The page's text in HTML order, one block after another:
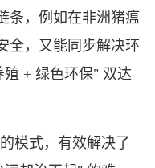
条，例如在非洲猪瘟
全，又能同步解决环
+ 绿色环保" 双达
模式，有效解决了